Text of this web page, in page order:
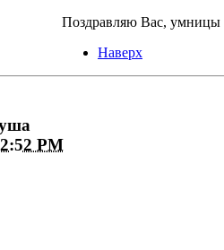
Поздравляю Вас, умницы
Наверх
PM